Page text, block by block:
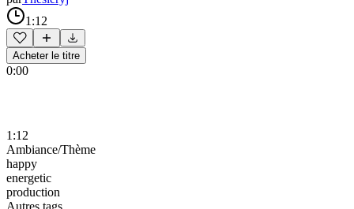
1:12
Acheter le titre
0:00
1:12
Ambiance/Thème
happy
energetic
production
Autres tags